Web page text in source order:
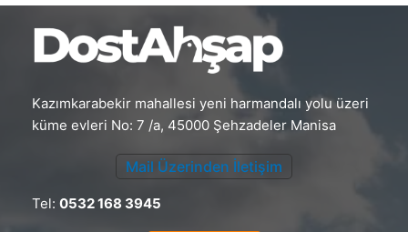
Kazımkarabekir mahallesi yeni harmandalı yolu üzeri
küme evleri No: 7 /a, 45000 Şehzadeler Manisa
Mail Üzerinden İletişim
Tel: 0532 168 3945